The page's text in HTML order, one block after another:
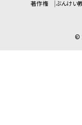
著作権 ぶんけい
©